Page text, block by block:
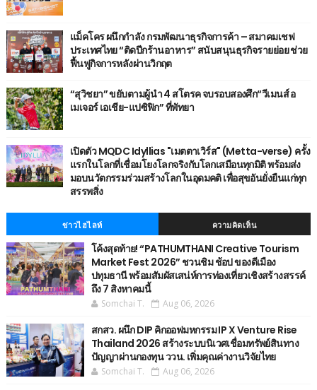
แม็คโคร ผนึกกำลัง กรมพัฒนาธุรกิจการค้า – สมาคมเชฟ
ประเทศไทย “ติดปีกร้านอาหาร” สนับสนุนธุรกิจรายย่อย ช่วย
ฟื้นฟูกิจการหลังผ่านวิกฤต
“สุวิชยา” ขยับตามผู้นำ 4 สโตรค จบรอบสองศึก“วีเมนส์ อ
เมเจอร์ เอเชีย-แปซิฟิก” ที่พัทยา
เปิดตัว MQDC Idyllias "เมตตาเวิร์ส" (Metta-verse) ครั้ง
แรกในโลกที่เชื่อมโยงโลกจริงกับโลกเสมือนทุกมิติ พร้อมส่ง
มอบนวัตกรรมร่วมสร้างโลกในอุดมคติ เพื่อสุขอันยั่งยืนแก่ทุก
สรรพสิ่ง
ข่าวไฮไลท์ ความคิดเห็น
โค้งสุดท้าย! “PATHUMTHANI Creative Tourism
Market Fest 2026” ชวนชิม ช้อป ของดีเมือง
ปทุมธานี พร้อมสัมผัสเสน่ห์การท่องเที่ยวเชิงสร้างสรรค์
ถึง 7 สิงหาคมนี้
Somchai T. Aug 06, 2026
สกสว. ผนึก DIP คิกออฟมหกรรม IP X Venture Rise
Thailand 2026 สร้างระบบนิเวศเชื่อมทรัพย์สินทาง
ปัญญาผ่านกองทุน ววน. เพิ่มคุณค่างานวิจัยไทย
Somchai T. Aug 06, 2026